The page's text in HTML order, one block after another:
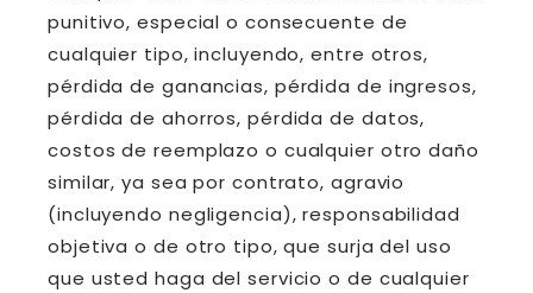
punitivo, especial o consecuente de
cualquier tipo, incluyendo, entre otros,
pérdida de ganancias, pérdida de ingresos,
pérdida de ahorros, pérdida de datos,
costos de reemplazo o cualquier otro daño
similar, ya sea por contrato, agravio
(incluyendo negligencia), responsabilidad
objetiva o de otro tipo, que surja del uso
que usted haga del servicio o de cualquier